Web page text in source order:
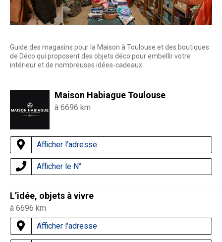
Guide des magasins pour la Maison à Toulouse et des boutiques
de Déco qui proposent des objets déco pour embellir votre
intérieur et de nombreuses idées-cadeaux.
Maison Habiague Toulouse
à 6696 km
Afficher l'adresse
Afficher le N°
L’idée, objets à vivre
à 6696 km
Afficher l'adresse